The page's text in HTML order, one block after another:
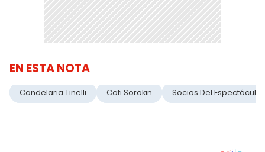
EN ESTA NOTA
Candelaria Tinelli Coti Sorokin Socios Del Espectáculo